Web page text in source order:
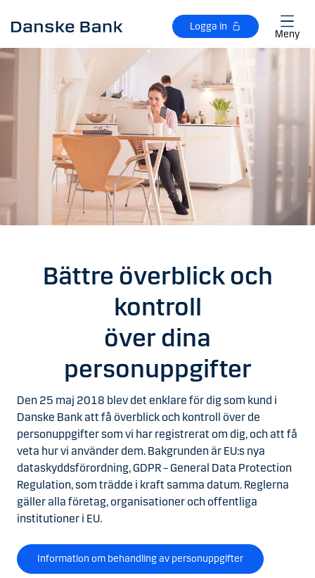
Logga in
Meny
Bättre överblick och
kontroll
över dina
personuppgifter
Den 25 maj 2018 blev det enklare för dig som kund i
Danske Bank att få överblick och kontroll över de
personuppgifter som vi har registrerat om dig, och att få
veta hur vi använder dem. Bakgrunden är EU:s nya
dataskyddsförordning, GDPR – General Data Protection
Regulation, som trädde i kraft samma datum. Reglerna
gäller alla företag, organisationer och offentliga
institutioner i EU.
Information om behandling av personuppgifter